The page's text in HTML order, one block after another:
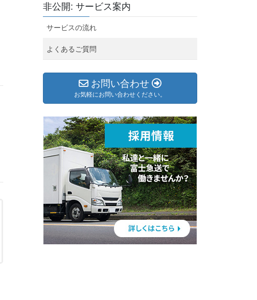
非公開: サービス案内
サービスの流れ
よくあるご質問
お問い合わせ
お気軽にお問い合わせください。